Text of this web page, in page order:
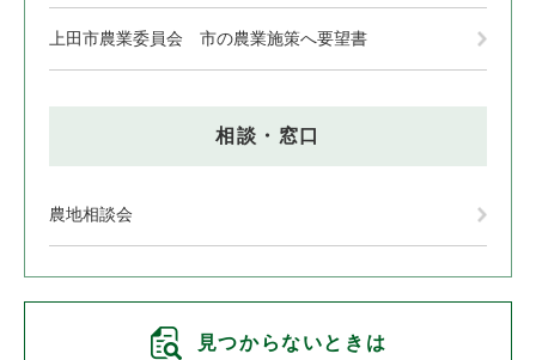
上田市農業委員会 市の農業施策へ要望書
相談・窓口
農地相談会
見つからないときは